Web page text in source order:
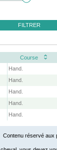
FILTRER
Course
Hand.
Hand.
Hand.
Hand.
Hand.
Contenu réservé aux